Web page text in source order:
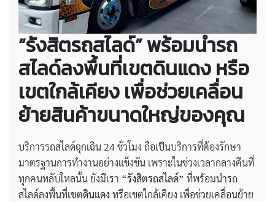
“รังสิตรถสไลด์” พร้อมนำรถ
สไลด์ลงพื้นที่เขตดินแดง หรือ
เขตใกล้เคียง เพื่อช่วยเคลื่อน
ย้ายสินค้าขนาดใหญ่ของคุณ
บริการรถสไลด์ฉุกเฉิน 24 ชั่วโมง ถือเป็นบริการที่ต้องรักษา
มาตรฐานการทำงานอย่างแข็งขัน เพราะในช่วงเวลากลางคืนที่
ทุกคนหลับใหลนั้น ยังมีเรา “รังสิตรถสไลด์” ที่พร้อมนำรถ
สไลด์ลงพื้นที่เขตดินแดง หรือเขตใกล้เคียง เพื่อช่วยเคลื่อนย้าย